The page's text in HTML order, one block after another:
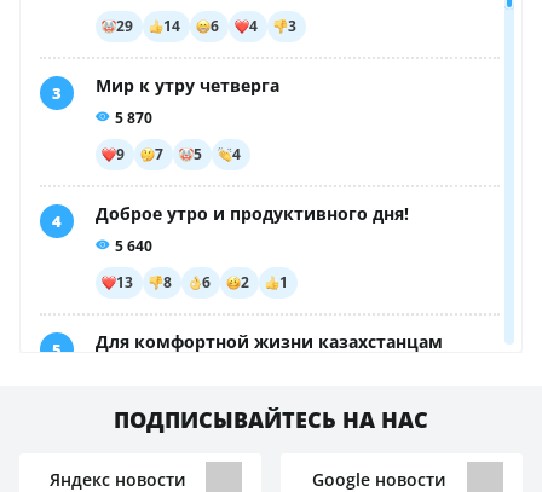
ПОДПИСЫВАЙТЕСЬ НА НАС
Яндекс новости Google новости